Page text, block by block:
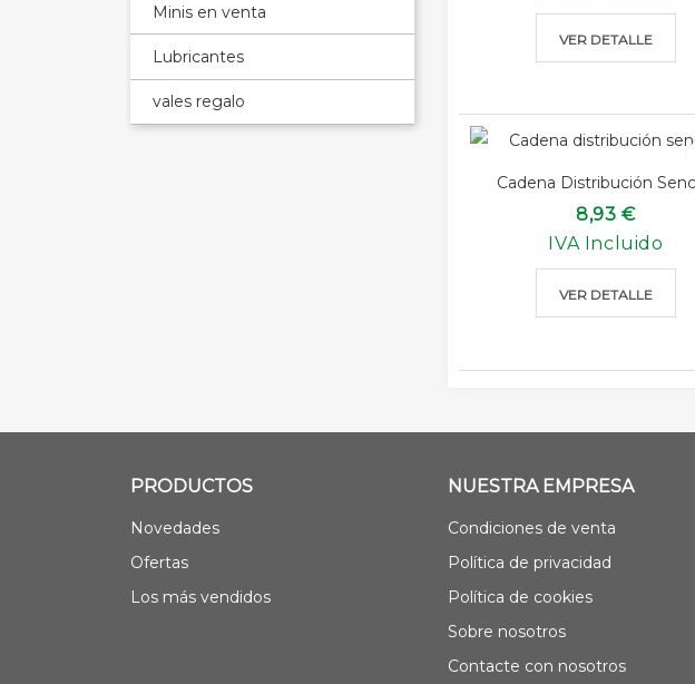
Minis en venta
Lubricantes
vales regalo
VER DETALLE
Cadena Distribución
8,93 €
IVA Incluido
VER DETALLE
PRODUCTOS
Novedades
Ofertas
Los más vendidos
NUESTRA EMPRESA
Condiciones de venta
Política de privacidad
Política de cookies
Sobre nosotros
Contacte con nosotros